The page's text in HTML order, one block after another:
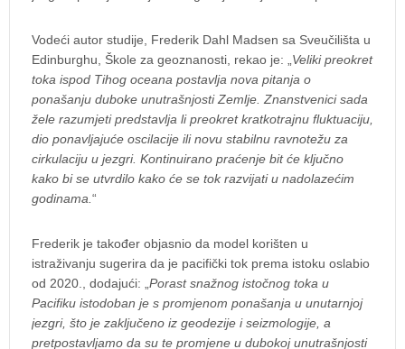
Vodeći autor studije, Frederik Dahl Madsen sa Sveučilišta u
Edinburghu, Škole za geoznanosti, rekao je: „ Veliki preokret
toka ispod Tihog oceana postavlja nova pitanja o
ponašanju duboke unutrašnjosti Zemlje. Znanstvenici sada
žele razumjeti predstavlja li preokret kratkotrajnu fluktuaciju,
dio ponavljajuće oscilacije ili novu stabilnu ravnotežu za
cirkulaciju u jezgri. Kontinuirano praćenje bit će ključno
kako bi se utvrdilo kako će se tok razvijati u nadolazećim
godinama. “
Frederik je također objasnio da model korišten u
istraživanju sugerira da je pacifički tok prema istoku oslabio
od 2020., dodajući: „ Porast snažnog istočnog toka u
Pacifiku istodoban je s promjenom ponašanja u unutarnjoj
jezgri, što je zaključeno iz geodezije i seizmologije, a
pretpostavljamo da su te promjene u dubokoj unutrašnjosti